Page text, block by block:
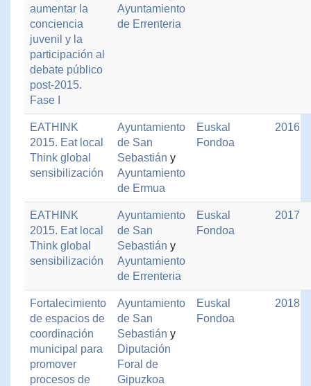
aumentar la
conciencia
juvenil y la
participación al
debate público
post-2015.
Fase I
Ayuntamiento
de Errenteria
EATHINK
2015. Eat local
Think global
sensibilización
Ayuntamiento
de San
Sebastián y
Ayuntamiento
de Ermua
Euskal
Fondoa
2016
EATHINK
2015. Eat local
Think global
sensibilización
Ayuntamiento
de San
Sebastián y
Ayuntamiento
de Errenteria
Euskal
Fondoa
2017
Fortalecimiento
de espacios de
coordinación
municipal para
promover
procesos de
Ayuntamiento
de San
Sebastián y
Diputación
Foral de
Gipuzkoa
Euskal
Fondoa
2018